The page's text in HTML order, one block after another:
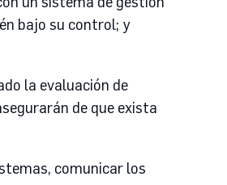
bajo su control; y
la evaluación de
de que exista
comunicar los